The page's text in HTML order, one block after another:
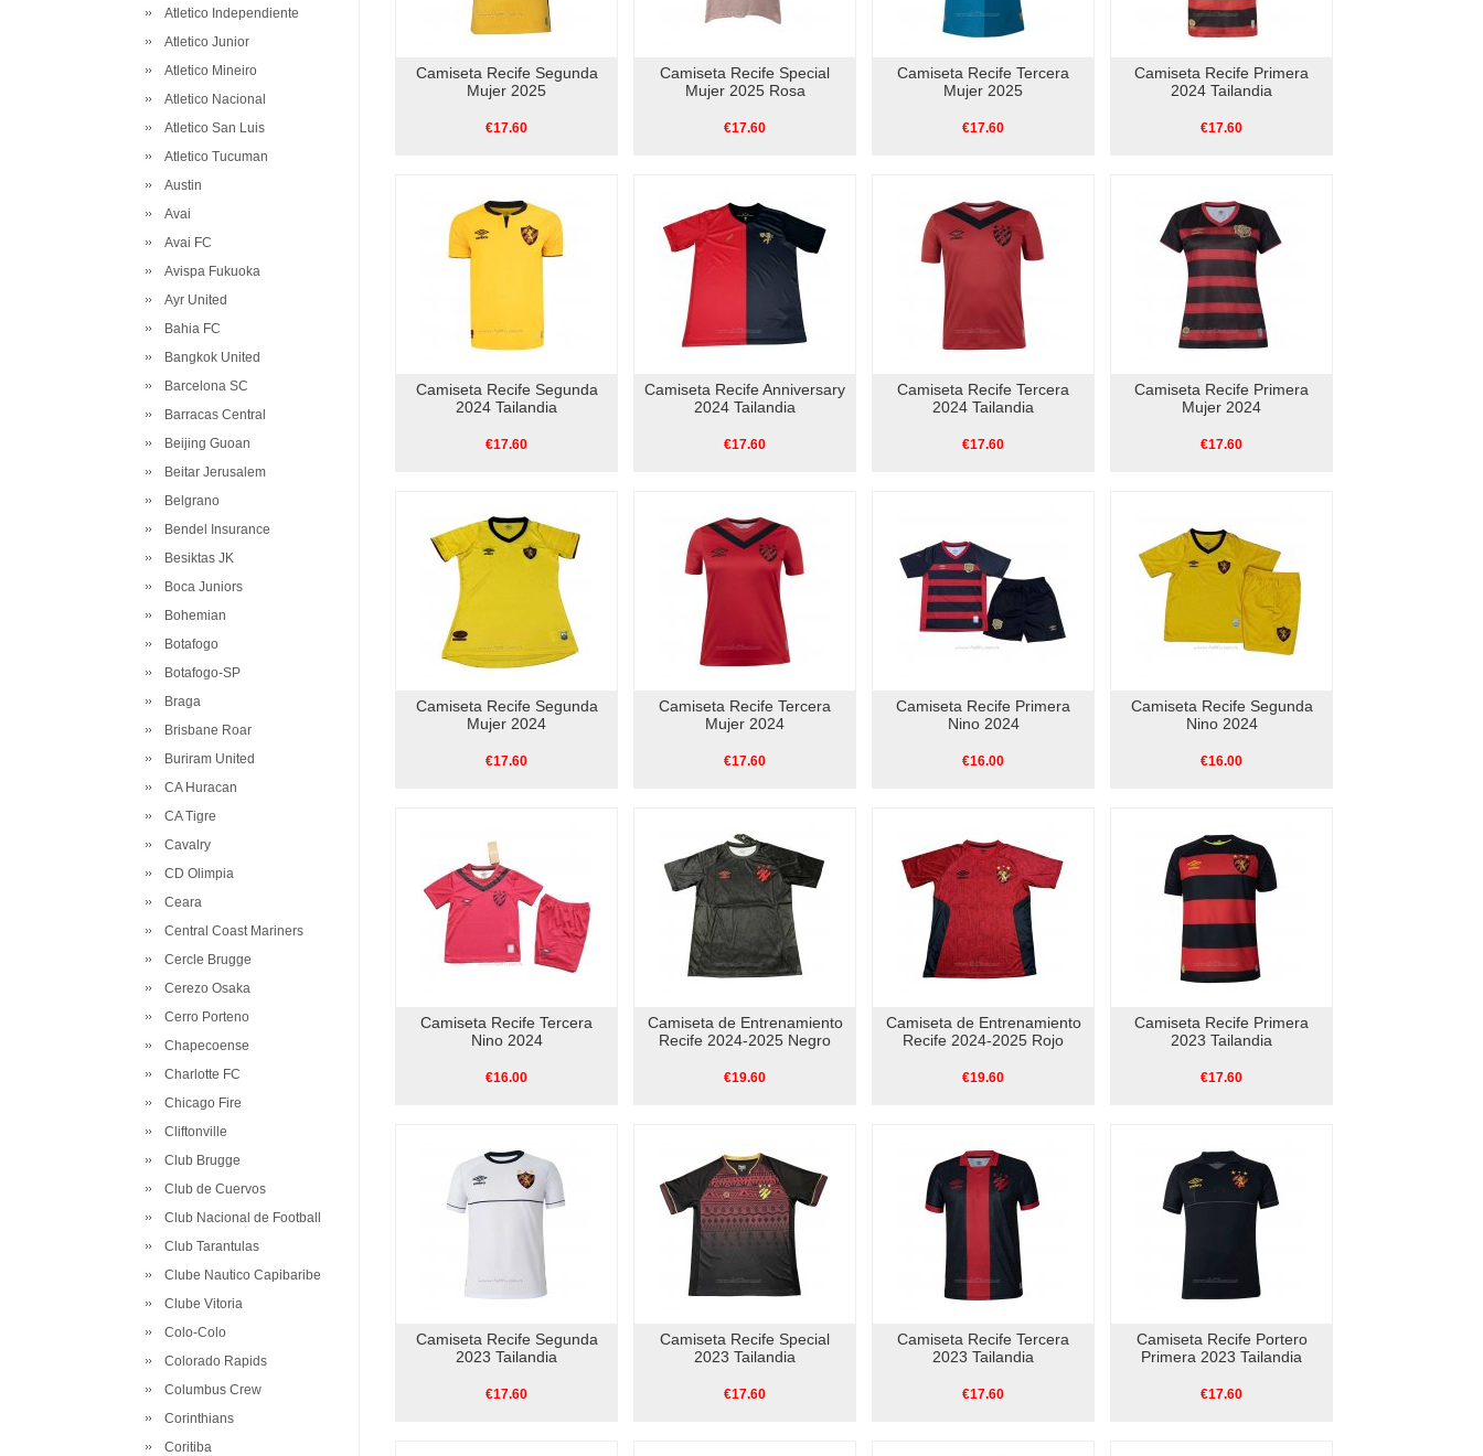
Atletico Independiente
Atletico Junior
Atletico Mineiro
Atletico Nacional
Atletico San Luis
Atletico Tucuman
Austin
Avai
Avai FC
Avispa Fukuoka
Ayr United
Bahia FC
Bangkok United
Barcelona SC
Barracas Central
Beijing Guoan
Beitar Jerusalem
Belgrano
Bendel Insurance
Besiktas JK
Boca Juniors
Bohemian
Botafogo
Botafogo-SP
Braga
Brisbane Roar
Buriram United
CA Huracan
CA Tigre
Cavalry
CD Olimpia
Ceara
Central Coast Mariners
Cercle Brugge
Cerezo Osaka
Cerro Porteno
Chapecoense
Charlotte FC
Chicago Fire
Cliftonville
Club Brugge
Club de Cuervos
Club Nacional de Football
Club Tarantulas
Clube Nautico Capibaribe
Clube Vitoria
Colo-Colo
Colorado Rapids
Columbus Crew
Corinthians
Coritiba
Camiseta Recife Segunda
Mujer 2025
€17.60
Camiseta Recife Special
Mujer 2025 Rosa
€17.60
Camiseta Recife Tercera
Mujer 2025
€17.60
Camiseta Recife Primera
2024 Tailandia
€17.60
Camiseta Recife Segunda
2024 Tailandia
€17.60
Camiseta Recife Anniversary
2024 Tailandia
€17.60
Camiseta Recife Tercera
2024 Tailandia
€17.60
Camiseta Recife Primera
Mujer 2024
€17.60
Camiseta Recife Segunda
Mujer 2024
€17.60
Camiseta Recife Tercera
Mujer 2024
€17.60
Camiseta Recife Primera
Nino 2024
€16.00
Camiseta Recife Segunda
Nino 2024
€16.00
Camiseta Recife Tercera
Nino 2024
€16.00
Camiseta de Entrenamiento
Recife 2024-2025 Negro
€19.60
Camiseta de Entrenamiento
Recife 2024-2025 Rojo
€19.60
Camiseta Recife Primera
2023 Tailandia
€17.60
Camiseta Recife Segunda
2023 Tailandia
€17.60
Camiseta Recife Special
2023 Tailandia
€17.60
Camiseta Recife Tercera
2023 Tailandia
€17.60
Camiseta Recife Portero
Primera 2023 Tailandia
€17.60